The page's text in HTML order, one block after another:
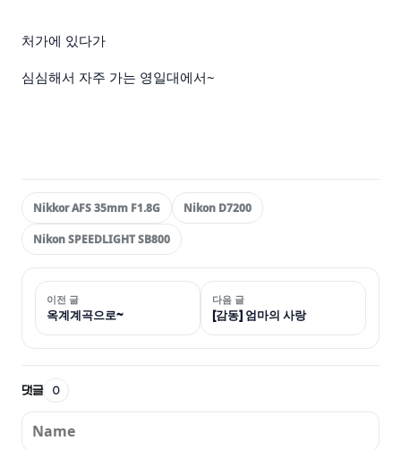
처가에 있다가
심심해서 자주 가는 영일대에서~
Nikkor AFS 35mm F1.8G Nikon D7200
Nikon SPEEDLIGHT SB800
이전 글
옥계계곡으로~
다음 글
[감동] 엄마의 사랑
댓글 0